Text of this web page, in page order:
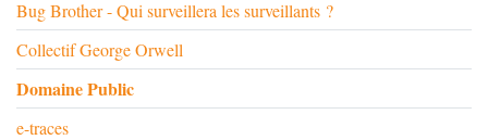
Bug Brother - Qui surveillera les surveillants ?
Collectif George Orwell
Domaine Public
e-traces